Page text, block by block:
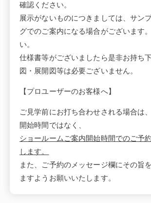
確認ください。
展示がないものにつきましては、サン
グでのご案内になる場合がございます
い。
仕様書等がございましたら是非お持ち
図・展開図等は必要ございません。
【プロユーザーのお客様へ】
ご見学前にお打ち合わせされる場合は
開始時間ではなく、
ショールームご案内開始時間でのご予
します。
また、ご予約のメッセージ欄にその旨
ますようお願いいたします。